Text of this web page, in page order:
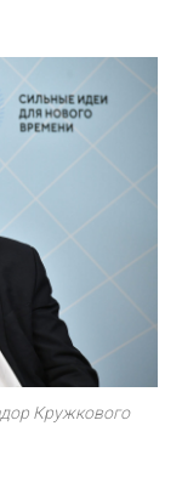
Кружкового